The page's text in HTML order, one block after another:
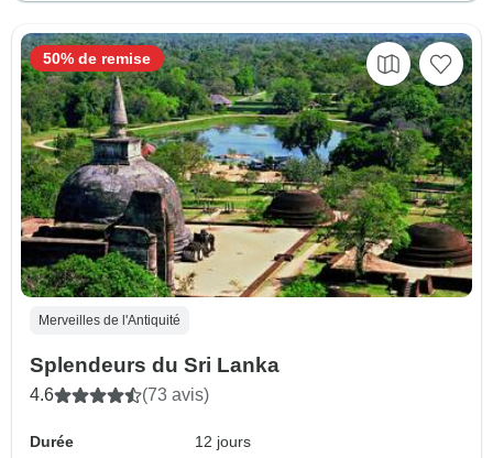
Merveilles de l'Antiquité
Splendeurs du Sri Lanka
4.6 (73 avis)
Durée
12 jours
50% de remise